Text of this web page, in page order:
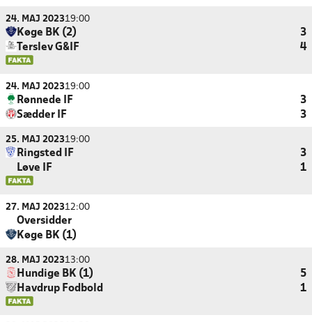
24. MAJ 202319:00
Køge BK (2)
3
Terslev G&IF
4
24. MAJ 202319:00
Rønnede IF
3
Sædder IF
3
25. MAJ 202319:00
Ringsted IF
3
Løve IF
1
27. MAJ 202312:00
Oversidder
Køge BK (1)
28. MAJ 202313:00
Hundige BK (1)
5
Havdrup Fodbold
1